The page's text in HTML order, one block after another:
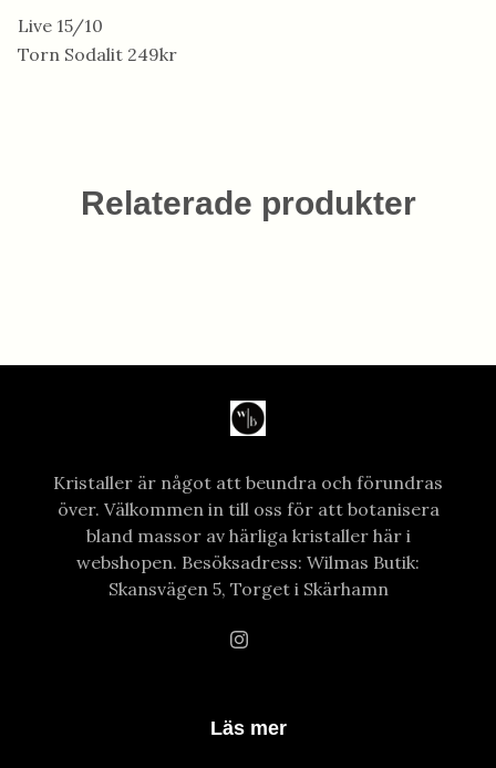
Live 15/10
Torn Sodalit 249kr
Relaterade produkter
Kristaller är något att beundra och förundras
över. Välkommen in till oss för att botanisera
bland massor av härliga kristaller här i
webshopen. Besöksadress: Wilmas Butik:
Skansvägen 5, Torget i Skärhamn
Läs mer